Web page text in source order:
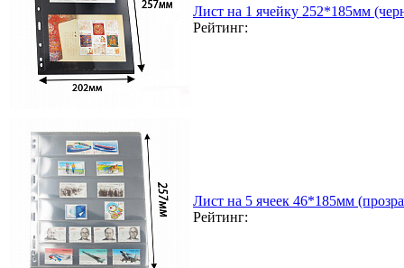
Лист на 1 ячейку 252*185мм
Рейтинг:
Лист на 5 ячеек 46*185мм
Рейтинг: